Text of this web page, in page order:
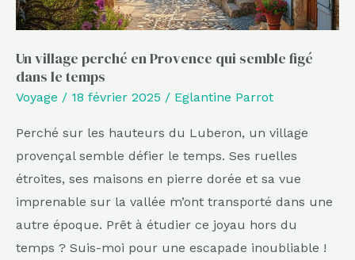
Un village perché en Provence qui semble figé
dans le temps
Voyage / 18 février 2025 / Eglantine Parrot
Perché sur les hauteurs du Luberon, un village
provençal semble défier le temps. Ses ruelles
étroites, ses maisons en pierre dorée et sa vue
imprenable sur la vallée m’ont transporté dans une
autre époque. Prêt à étudier ce joyau hors du
temps ? Suis-moi pour une escapade inoubliable !
dans
le
temps